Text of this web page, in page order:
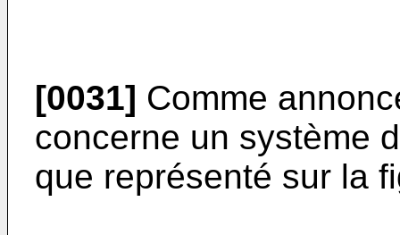
[0031] Comme
concerne un système
que représenté sur la